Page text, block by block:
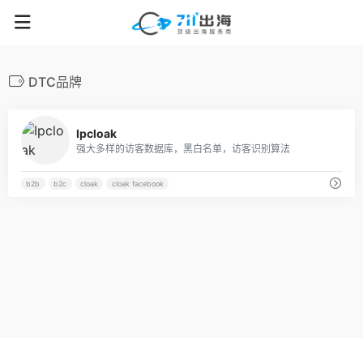
DTC品牌
Ipcloak
强大多样的访客数据库，黑白名单，访客识别算法
b2b b2c cloak cloak facebook